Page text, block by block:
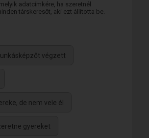
adatcímkére, ha szeretnél
társkeresőt, aki ezt állította be.
végzett
de nem vele él
gyereket